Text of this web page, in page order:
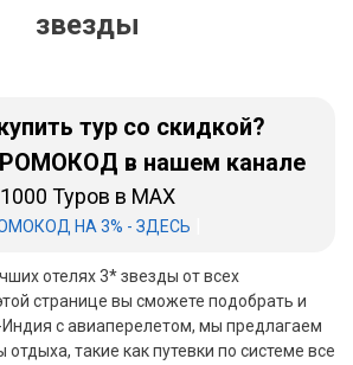
звезды
тур со скидкой?
в нашем канале
1000 Туров в MAX
НА 3% - ЗДЕСЬ
отелях 3* звезды от всех
странице вы сможете подобрать и
Индия с авиаперелетом, мы предлагаем
такие как путевки по системе все